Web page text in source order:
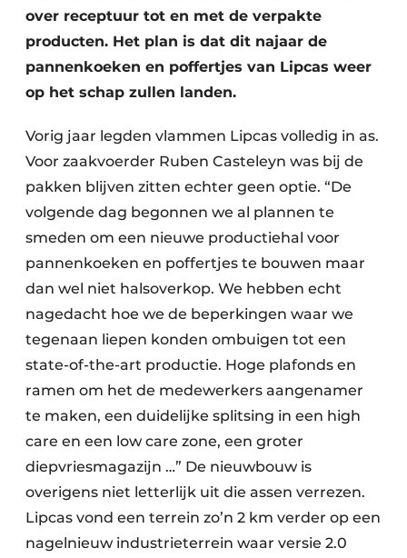
over receptuur tot en met de verpakte
producten. Het plan is dat dit najaar de
pannenkoeken en poffertjes van Lipcas weer
op het schap zullen landen.
Vorig jaar legden vlammen Lipcas volledig in as.
Voor zaakvoerder Ruben Casteleyn was bij de
pakken blijven zitten echter geen optie. “De
volgende dag begonnen we al plannen te
smeden om een nieuwe productiehal voor
pannenkoeken en poffertjes te bouwen maar
dan wel niet halsoverkop. We hebben echt
nagedacht hoe we de beperkingen waar we
tegenaan liepen konden ombuigen tot een
state-of-the-art productie. Hoge plafonds en
ramen om het de medewerkers aangenamer
te maken, een duidelijke splitsing in een high
care en een low care zone, een groter
diepvriesmagazijn …” De nieuwbouw is
overigens niet letterlijk uit die assen verrezen.
Lipcas vond een terrein zo’n 2 km verder op een
nagelnieuw industrieterrein waar versie 2.0